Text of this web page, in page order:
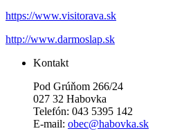
https://www.visitorava.sk
http://www.darmoslap.sk
Kontakt
Pod Grúňom 266/24
027 32 Habovka
Telefón: 043 5395 142
E-mail: obec@habovka.sk